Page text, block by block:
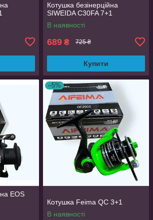
Котушка безінерційна
SIWEIDA C30FA 7+1
В наявності
689 ₴ 725 ₴
Купити
EOS
–5%
Котушка Feima QC 3+1
В наявності